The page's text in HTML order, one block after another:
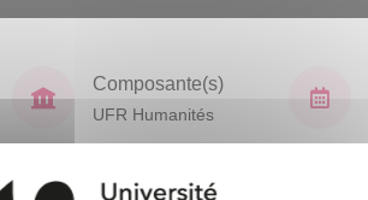
Composante(s)
UFR Humanités